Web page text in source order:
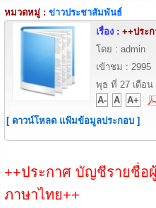
หมวดหมู่ : ข่าวประชาสัมพันธ์
เรื่อง : ++ประ
โดย : admin
เข้าชม : 2995
พุธ ที่ 27 เดือน
A-
A
A+
[ ดาวน์โหลด แฟ้มข้อมูลประกอบ ]
++ประกาศ บัญชีรายชื่อ
ภาษาไทย++